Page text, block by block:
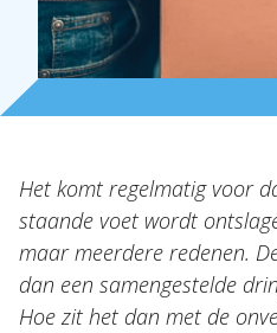
Topics
Internationaal
NL EN DE FR
Het komt regelmatig voor
staande voet wordt
maar meerdere redenen.
dan een samengestelde
Hoe zit het dan met de